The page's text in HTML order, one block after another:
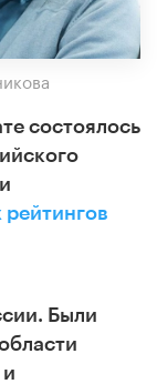
состоялось
Были